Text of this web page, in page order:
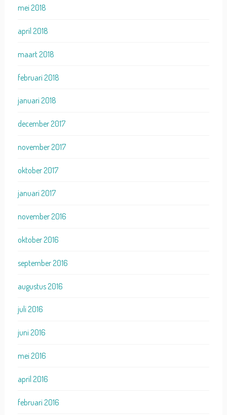
mei 2018
april 2018
maart 2018
februari 2018
januari 2018
december 2017
november 2017
oktober 2017
januari 2017
november 2016
oktober 2016
september 2016
augustus 2016
juli 2016
juni 2016
mei 2016
april 2016
februari 2016